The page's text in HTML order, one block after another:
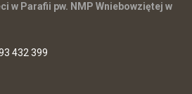
w Parafii pw. NMP Wniebowziętej w
432 399